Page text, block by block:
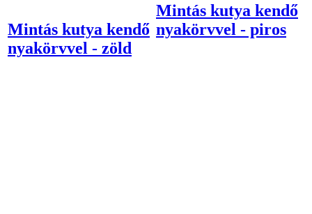
Mintás kutya kendő
nyakörvvel - zöld
Mintás kutya kendő
nyakörvvel - piros